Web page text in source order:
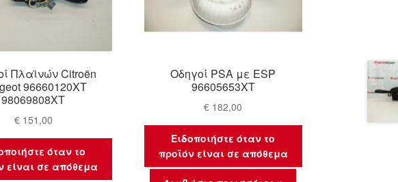
Πλαϊνών Citroën
96660120XT
98069808XT
€151,00
όταν το
είναι σε απόθεμα
Οδηγοί PSA με ESP
96605653XT
€ 182,00
Ειδοποιήστε όταν το
προϊόν είναι σε απόθεμα